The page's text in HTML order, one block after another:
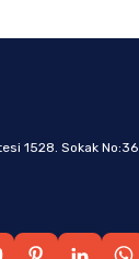
1528. Sokak No:36